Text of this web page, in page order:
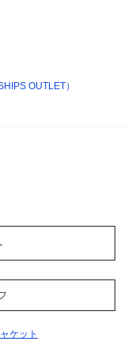
OUTLET）
ケット